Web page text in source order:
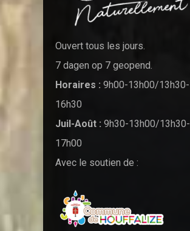
Ouvert tous les jours.
7 dagen op 7 geopend.
Horaires : 9h00-13h00/13h30-
16h30
Juil-Août : 9h30-13h00/13h30-
17h00
Avec le soutien de :